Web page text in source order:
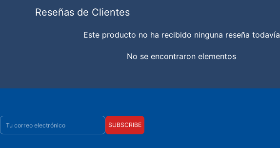
Reseñas de Clientes
Este producto no ha recibido ninguna reseña todavía
No se encontraron elementos
Correo electrónico
SUBSCRIBE